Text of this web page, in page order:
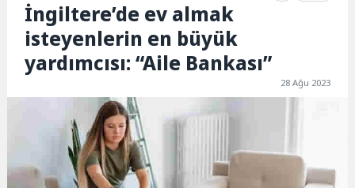
İngiltere’de ev almak
isteyenlerin en büyük
yardımcısı: “Aile Bankası”
28 Ağu 2023